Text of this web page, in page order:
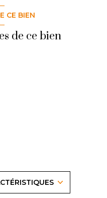
CE BIEN
de ce bien